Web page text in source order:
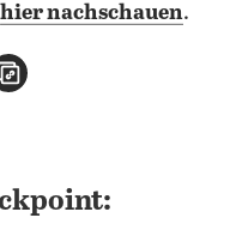
hier nachschauen.
teilen
E-Mail teilen